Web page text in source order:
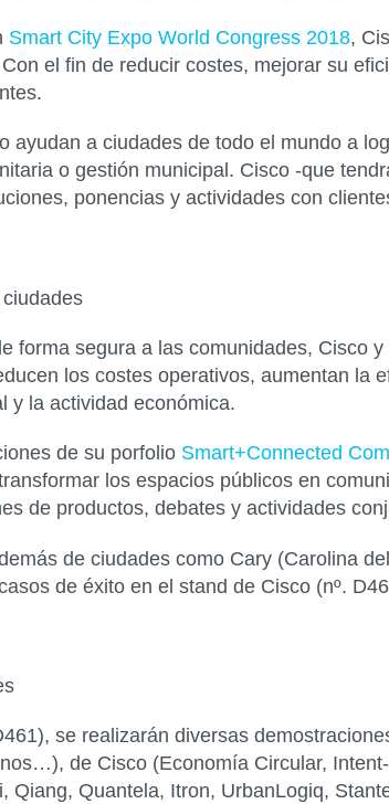
Smart City Expo World Congress 2018,
el fin de reducir costes, mejorar su
ayudan a ciudades de todo el mundo a
o gestión municipal. Cisco -que
ponencias y actividades con
forma segura a las comunidades, Cisco
los costes operativos, aumentan la
y la actividad económica.
de su porfolio Smart+Connected
los espacios públicos en
de productos, debates y actividades
de ciudades como Cary (Carolina
de éxito en el stand de Cisco (nº.
, se realizarán diversas
de Cisco (Economía Circular,
Qiang, Quantela, Itron, UrbanLogiq,